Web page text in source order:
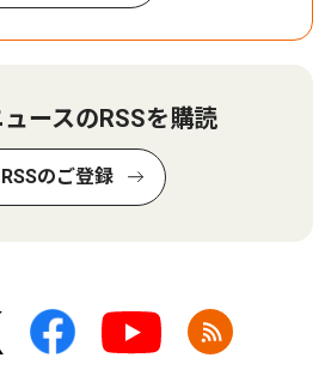
ースのRSSを購読
RSSのご登録